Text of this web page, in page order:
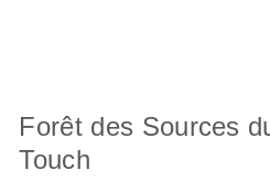
Forêt des Sources
Touch